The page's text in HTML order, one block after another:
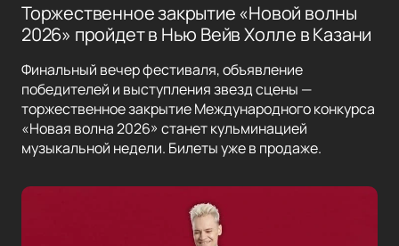
Торжественное закрытие «Новой волны
2026» пройдет в Нью Вейв Холле в Казани
Финальный вечер фестиваля, объявление
победителей и выступления звезд сцены —
торжественное закрытие Международного конкурса
«Новая волна 2026» станет кульминацией
музыкальной недели. Билеты уже в продаже.